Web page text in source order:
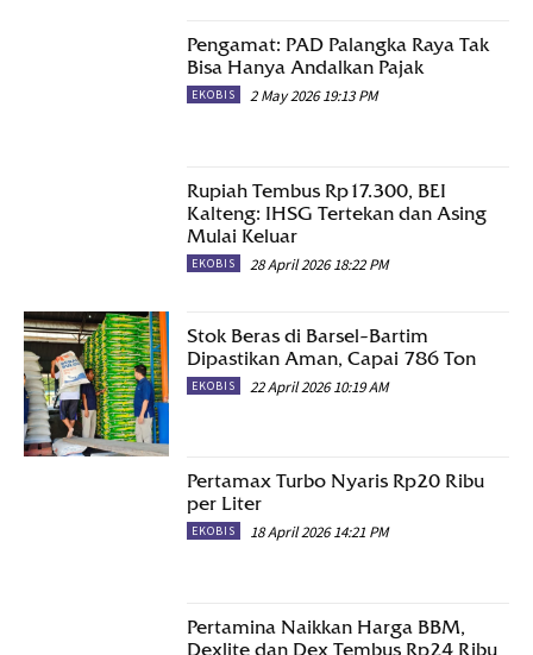
Pengamat: PAD Palangka Raya Tak
Bisa Hanya Andalkan Pajak
EKOBIS 2 May 2026 19:13 PM
Rupiah Tembus Rp17.300, BEI
Kalteng: IHSG Tertekan dan Asing
Mulai Keluar
EKOBIS 28 April 2026 18:22 PM
Stok Beras di Barsel–Bartim
Dipastikan Aman, Capai 786 Ton
EKOBIS 22 April 2026 10:19 AM
Pertamax Turbo Nyaris Rp20 Ribu
per Liter
EKOBIS 18 April 2026 14:21 PM
Pertamina Naikkan Harga BBM,
Dexlite dan Dex Tembus Rp24 Ribu